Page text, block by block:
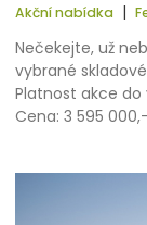
Akční nabídka |
Nečekejte, už
vybrané
Platnost akce do
Cena: 3 595